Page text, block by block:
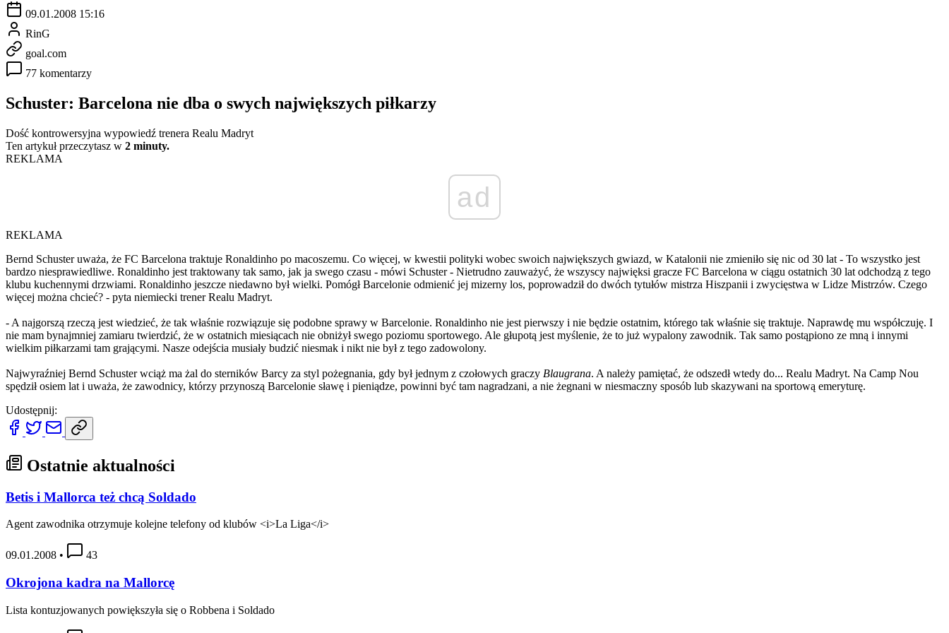
09.01.2008 15:16
RinG
goal.com
77 komentarzy
Schuster: Barcelona nie dba o swych największych piłkarzy
Dość kontrowersyjna wypowiedź trenera Realu Madryt
Ten artykuł przeczytasz w 2 minuty.
REKLAMA
ad
REKLAMA
Bernd Schuster uważa, że FC Barcelona traktuje Ronaldinho po macoszemu. Co więcej, w kwestii polityki wobec swoich największych gwiazd, w Katalonii nie zmieniło się nic od 30 lat - To wszystko jest
bardzo niesprawiedliwe. Ronaldinho jest traktowany tak samo, jak ja swego czasu - mówi Schuster - Nietrudno zauważyć, że wszyscy najwięksi gracze FC Barcelona w ciągu ostatnich 30 lat odchodzą z tego
klubu kuchennymi drzwiami. Ronaldinho jeszcze niedawno był wielki. Pomógł Barcelonie odmienić jej mizerny los, poprowadził do dwóch tytułów mistrza Hiszpanii i zwycięstwa w Lidze Mistrzów. Czego
więcej można chcieć? - pyta niemiecki trener Realu Madryt.
- A najgorszą rzeczą jest wiedzieć, że tak właśnie rozwiązuje się podobne sprawy w Barcelonie. Ronaldinho nie jest pierwszy i nie będzie ostatnim, którego tak właśnie się traktuje. Naprawdę mu współczuję. I
nie mam bynajmniej zamiaru twierdzić, że w ostatnich miesiącach nie obniżył swego poziomu sportowego. Ale głupotą jest myślenie, że to już wypalony zawodnik. Tak samo postąpiono ze mną i innymi
wielkim piłkarzami tam grającymi. Nasze odejścia musiały budzić niesmak i nikt nie był z tego zadowolony.
Najwyraźniej Bernd Schuster wciąż ma żal do sterników Barcy za styl pożegnania, gdy był jednym z czołowych graczy Blaugrana. A należy pamiętać, że odszedł wtedy do... Realu Madryt. Na Camp Nou
spędził osiem lat i uważa, że zawodnicy, którzy przynoszą Barcelonie sławę i pieniądze, powinni być tam nagradzani, a nie żegnani w niesmaczny sposób lub skazywani na sportową emeryturę.
Udostępnij:
Ostatnie aktualności
Betis i Mallorca też chcą Soldado
Agent zawodnika otrzymuje kolejne telefony od klubów <i>La Liga</i>
09.01.2008 • 43
Okrojona kadra na Mallorcę
Lista kontuzjowanych powiększyła się o Robbena i Soldado